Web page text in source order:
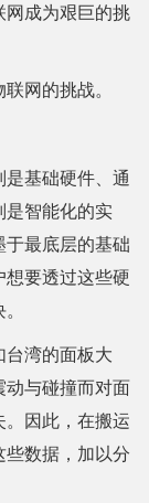
网成为艰巨的挑
网的挑战。
基础硬件、通
是智能化的实
最底层的基础
要透过这些硬
湾的面板大
动与碰撞而对面
因此，在搬运
数据，加以分